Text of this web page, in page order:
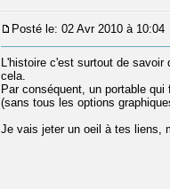
Posté le: 02 Avr 2010 à 10:04
L'histoire c'est surtout de
cela.
Par conséquent, un portable
(sans tous les options
Je vais jeter un oeil à tes liens,